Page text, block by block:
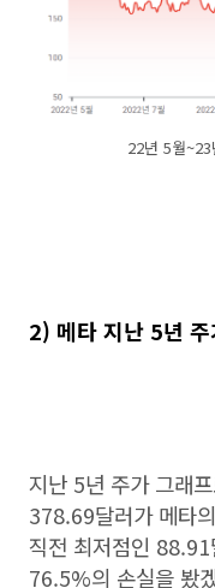
22년 5월
2) 메타 지난 5년
지난 5년 주가 그래
378.69달러가 메타
직전 최저점인
76.5%의 손실을 봤